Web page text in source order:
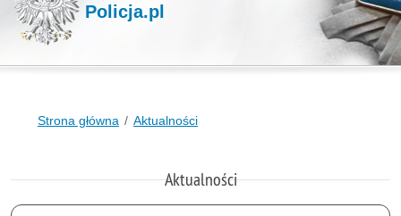
Policja.pl
Strona główna Aktualności
Aktualności